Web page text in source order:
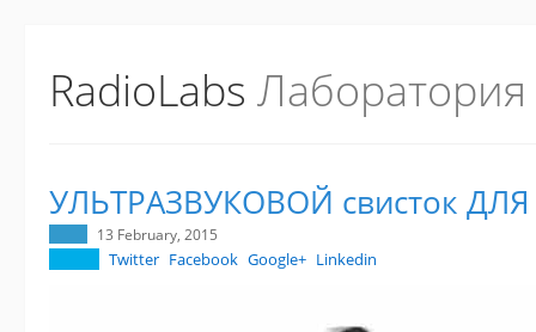
RadioLabs
УЛЬТРАЗВУКОВОЙ свисток
13 February, 2015
Twitter Facebook Google+ Linkedin